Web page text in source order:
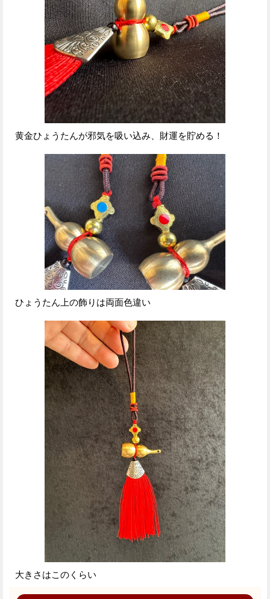
黄金ひょうたんが邪気を吸い込み、財運を貯める！
ひょうたん上の飾りは両面色違い
大きさはこのくらい